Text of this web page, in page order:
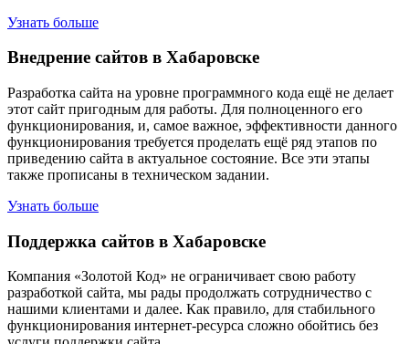
Узнать больше
Внедрение сайтов в Хабаровске
Разработка сайта на уровне программного кода ещё не делает
этот сайт пригодным для работы. Для полноценного его
функционирования, и, самое важное, эффективности данного
функционирования требуется проделать ещё ряд этапов по
приведению сайта в актуальное состояние. Все эти этапы
также прописаны в техническом задании.
Узнать больше
Поддержка сайтов в Хабаровске
Компания «Золотой Код» не ограничивает свою работу
разработкой сайта, мы рады продолжать сотрудничество с
нашими клиентами и далее. Как правило, для стабильного
функционирования интернет-ресурса сложно обойтись без